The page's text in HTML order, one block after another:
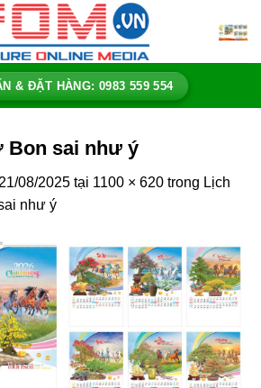
& ĐẶT HÀNG: 0983 559 554
Bon sai như ý
21/08/2025 tại 1100 × 620 trong Lịch
như ý